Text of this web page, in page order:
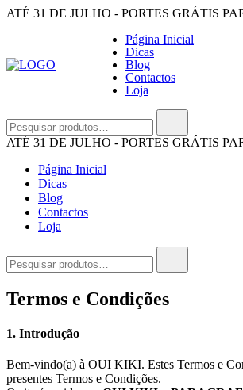
Saltar
conteúdo
ATÉ 31 DE JULHO - PORTES GRÁTIS
A Oui Kiki é uma marca 100% portuguesa e
Página Inicial
Dicas
Blog
Contactos
Loja
por:
ATÉ 31 DE JULHO - PORTES GRÁTIS
Página Inicial
Dicas
Blog
Contactos
Loja
por:
Termos e Condições
1. Introdução
Bem-vindo(a) à OUI KIKI. Estes Termos e
presentes Termos e Condições.